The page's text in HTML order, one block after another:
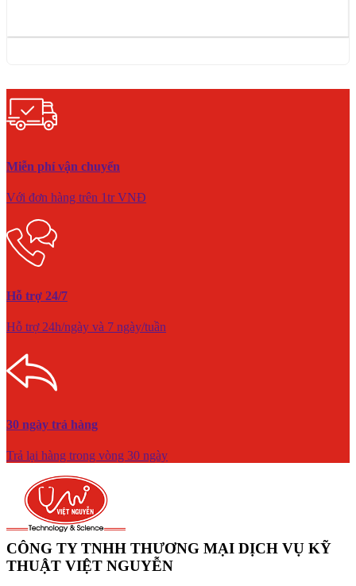
Miễn phí vận chuyển
Với đơn hàng trên 1tr VNĐ
Hỗ trợ 24/7
Hỗ trợ 24h/ngày và 7 ngày/tuần
30 ngày trả hàng
Trả lại hàng trong vòng 30 ngày
CÔNG TY TNHH THƯƠNG MẠI DỊCH VỤ KỸ
THUẬT VIỆT NGUYỄN